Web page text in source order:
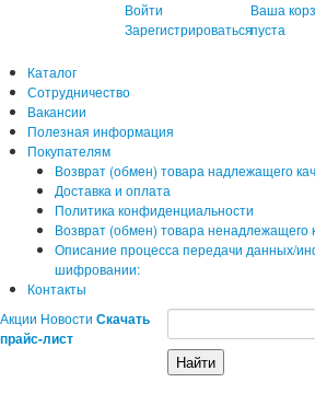
Войти
Зарегистрироваться
Ваша
пуста
Каталог
Сотрудничество
Вакансии
Полезная информация
Покупателям
Возврат (обмен) товара надлежащего
Доставка и оплата
Политика конфиденциальности
Возврат (обмен) товара ненадлежащего
Описание процесса передачи данных/
шифровании:
Контакты
Акции Новости Скачать
прайс-лист